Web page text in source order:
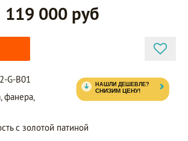
119 000 руб
G-B01
фанера,
с золотой патиной